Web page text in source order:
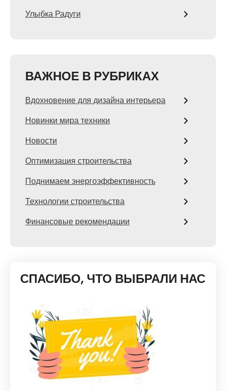
Улыбка Радуги
ВАЖНОЕ В РУБРИКАХ
Вдохновение для дизайна интерьера
Новинки мира техники
Новости
Оптимизация строительства
Поднимаем энергоэффективность
Технологии строительства
Финансовые рекомендации
СПАСИБО, ЧТО ВЫБРАЛИ НАС